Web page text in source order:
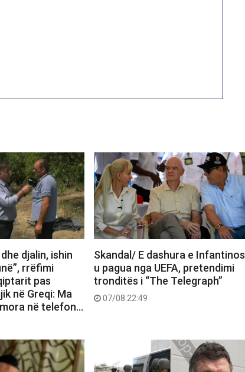
djalin, ishin
rrëfimi
pas
në Greqi: Ma
në telefon…
Skandal/ E dashura e Infantinos
u pagua nga UEFA, pretendimi
tronditës i “The Telegraph”
07/08 22:49